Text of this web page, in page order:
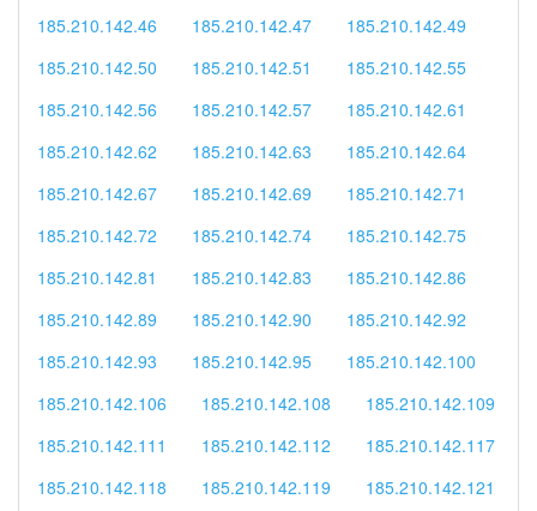
185.210.142.46
185.210.142.47
185.210.142.49
185.210.142.50
185.210.142.51
185.210.142.55
185.210.142.56
185.210.142.57
185.210.142.61
185.210.142.62
185.210.142.63
185.210.142.64
185.210.142.67
185.210.142.69
185.210.142.71
185.210.142.72
185.210.142.74
185.210.142.75
185.210.142.81
185.210.142.83
185.210.142.86
185.210.142.89
185.210.142.90
185.210.142.92
185.210.142.93
185.210.142.95
185.210.142.100
185.210.142.106
185.210.142.108
185.210.142.109
185.210.142.111
185.210.142.112
185.210.142.117
185.210.142.118
185.210.142.119
185.210.142.121